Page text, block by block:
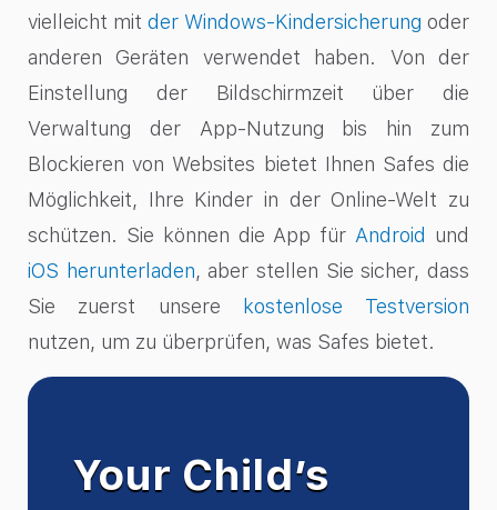
vielleicht mit der Windows-Kindersicherung oder
anderen Geräten verwendet haben. Von der
Einstellung der Bildschirmzeit über die
Verwaltung der App-Nutzung bis hin zum
Blockieren von Websites bietet Ihnen Safes die
Möglichkeit, Ihre Kinder in der Online-Welt zu
schützen. Sie können die App für Android und
iOS herunterladen, aber stellen Sie sicher, dass
Sie zuerst unsere
kostenlose Testversion
nutzen, um zu überprüfen, was Safes bietet.
Your Child’s